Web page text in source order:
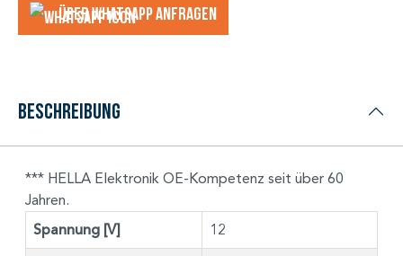
Über WhatsApp anfragеn
Beschreibung
*** HELLA Elektronik OE-Kompetenz seit über 60
Jahren.
Spannung [V] 12